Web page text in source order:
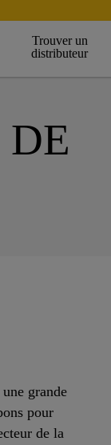
Trouver un
distributeur
grande
pour
de la